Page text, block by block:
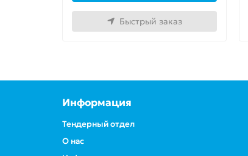
Быстрый заказ
Информация
Тендерный отдел
О нас